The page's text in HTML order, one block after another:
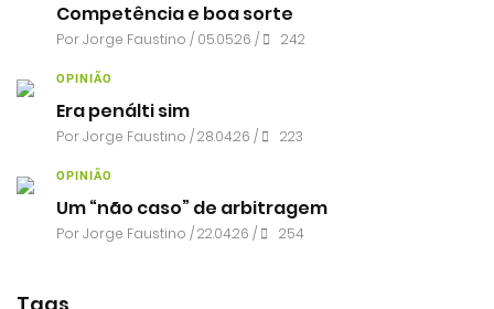
Competência e boa sorte
PorJorge Faustino / 05.05.26 / 242
OPINIÃO
Era penálti sim
PorJorge Faustino / 28.04.26 / 223
OPINIÃO
Um “não caso” de arbitragem
PorJorge Faustino / 22.04.26 / 254